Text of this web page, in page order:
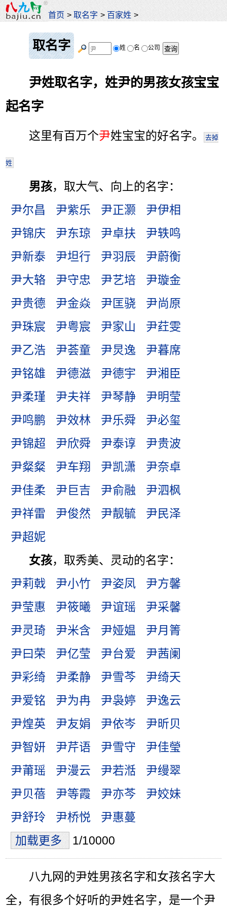
首页 >取名字 > 百家姓 >
取名字 姓 名 公司
尹姓取名字，姓尹的男孩女孩宝宝
起名字
这里有百万个尹姓宝宝的好名字。 去掉
姓
男孩，取大气、向上的名字：
尹尔昌
尹紫乐 尹正灏
尹伊相
尹锦庆
尹东琼 尹卓扶
尹轶鸣
尹新泰
尹坦行 尹羽辰
尹蔚衡
尹大辂
尹守忠 尹艺培
尹璇金
尹贵德
尹金焱 尹匡骁
尹尚原
尹珠宸
尹粤宸 尹家山
尹荭雯
尹乙浩
尹荟童 尹炅逸
尹暮席
尹铭雄
尹德滋 尹德宇
尹湘臣
尹柔瑾
尹夫祥 尹琴静
尹明莹
尹鸣鹏
尹效林 尹乐舜
尹必玺
尹锦超
尹欣舜 尹泰谆
尹贵波
尹粲粲
尹车翔 尹凯潇
尹奈卓
尹佳柔
尹巨吉 尹俞融
尹泗枫
尹祥雷
尹俊然 尹靓毓
尹民泽
尹超妮
女孩，取秀美、灵动的名字：
尹莉戟
尹小竹 尹姿凤
尹方馨
尹莹惠
尹筱曦 尹谊瑶
尹采馨
尹灵琦
尹米含 尹娅媪
尹月箐
尹曰荣
尹亿莹 尹台爱
尹茜阑
尹彩绮
尹柔静 尹雪芩
尹绮天
尹爱铭
尹为冉 尹袅婷
尹逸云
尹煌英
尹友娟 尹依岑
尹昕贝
尹智妍
尹芹语 尹雪守
尹佳瑩
尹莆瑶
尹漫云 尹若湉
尹缦翠
尹贝蓓
尹等霞 尹亦芩
尹姣妹
尹舒玲
尹桥悦
尹惠蔓
加载更多
1/10000
八九网的尹姓男孩名字和女孩名字大
全，有很多个好听的尹姓名字，是一个尹